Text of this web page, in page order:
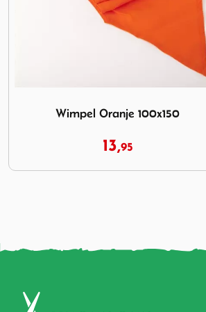
Wimpel NL 30x450
44,95